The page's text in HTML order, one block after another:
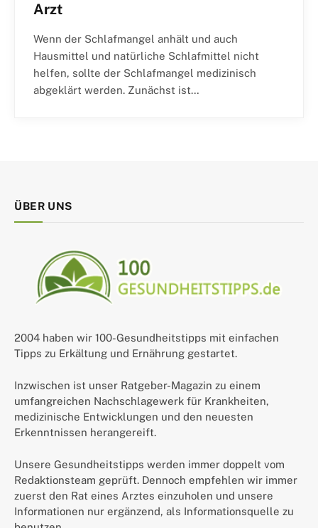
Arzt
Wenn der Schlafmangel anhält und auch
Hausmittel und natürliche Schlafmittel nicht
helfen, sollte der Schlafmangel medizinisch
abgeklärt werden. Zunächst ist…
ÜBER UNS
2004 haben wir 100-Gesundheitstipps mit einfachen
Tipps zu Erkältung und Ernährung gestartet.
Inzwischen ist unser Ratgeber-Magazin zu einem
umfangreichen Nachschlagewerk für Krankheiten,
medizinische Entwicklungen und den neuesten
Erkenntnissen herangereift.
Unsere Gesundheitstipps werden immer doppelt vom
Redaktionsteam geprüft. Dennoch empfehlen wir immer
zuerst den Rat eines Arztes einzuholen und unsere
Informationen nur ergänzend, als Informationsquelle zu